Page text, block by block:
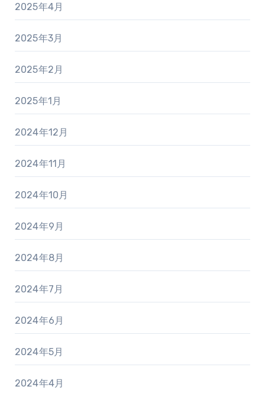
2025年4月
2025年3月
2025年2月
2025年1月
2024年12月
2024年11月
2024年10月
2024年9月
2024年8月
2024年7月
2024年6月
2024年5月
2024年4月